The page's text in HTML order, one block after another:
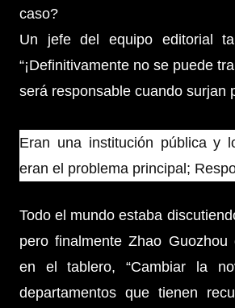
caso?
Un jefe del equipo editorial
“¡Definitivamente no se puede
será responsable cuando surjan
Eran una institución pública y
eran el problema principal;
Todo el mundo estaba
pero finalmente Zhao
en el tablero, “Cambiar la
departamentos que tienen